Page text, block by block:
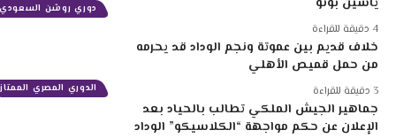
دوري روشن السعودي
الدوري المصري الممتاز
خلاف قديم بين عموتة ونجم الوداد قد يحرمه
من حمل قميص الأهلي
جماهير الجيش الملكي تطالب بالحياد بعد
الإعلان عن حكم مواجهة “الكلاسيكو” الوداد